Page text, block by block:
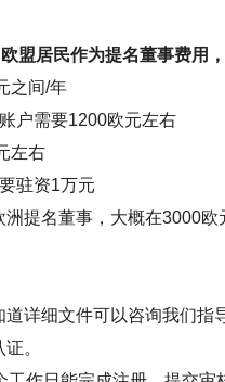
盟居民作为提名董事费用
之间/年
户需要1200欧元左右
左右
驻资1万元
提名董事，大概在3000欧
详细文件可以咨询我们指
。